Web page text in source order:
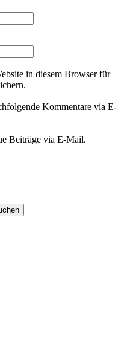
in diesem Browser für
Kommentare via E-
Beiträge via E-Mail.